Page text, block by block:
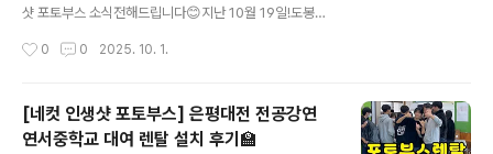
회 친구들이 선생님과 함께열심히 준비하고 있었어요📸​그
담 없이 쉽고 재밌게즐길 수 있는 네컷 인생샷이설치되었
샷 포토부스 소식전해드립니다😊지난 10월 19일!도봉구
되었는데요~그린 에너지 기업인코펜하겐 인프라스트럭쳐
주셨는데요🍁시작 화면까지 통일성 있게디자인해 주신 모
습입니다. 행사의 기억을 네컷으로 남길 수 있는시간을 선
0 0 2025. 10. 1.
[네컷 인생샷 포토부스] 은평대전 전공강연
연서중학교 대여 렌탈 설치 후기🏫